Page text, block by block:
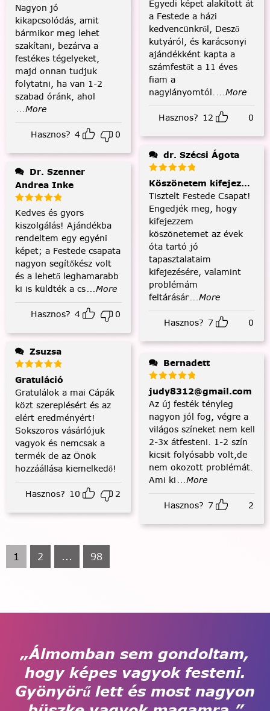
Nagyon jó
kikapcsolódás, amit
bármikor meg lehet
szakítani, bezárva a
festékes tégelyeket,
majd onnan tudjuk
folytatni, ha van 1-2
szabad óránk, ahol
...More
Hasznos? 4 0
Andrea Inke
Kedves és gyors
kiszolgálás! Ajándékba
rendeltem egy egyéni
képet; a Festede csapata
nagyon segítőkész volt
és a lehető leghamarabb
ki is küldték a cs...More
Hasznos? 4 0
Zsuzsa
Gratuláció
Gratulálok a mai Cápák
közt szereplésért és az
elért eredményért!
Sokszoros vásárlójuk
vagyok és nemcsak a
termék de az Önök
hozzáállása kiemelkedő!
Hasznos? 10 2
Egyedi képet alakított át
a Festede a házi
kedvencünkről, Desző
kutyáról, és karácsonyi
ajándékként kapta a
számfestőt a 11 éves
fiam a
nagylányomtól. ...More
Hasznos? 12 0
dr. Szécsi Ágota
Köszönetem kifejezése
Tisztelt Festede Csapat!
Engedjék meg, hogy
kifejezzem
köszönetemet az évek
óta tartó jó
tapasztalataim
kifejezésére, valamint
problémám
feltárásár...More
Hasznos? 7 0
Bernadett
judy8312@gmail.com
Az új festék tényleg
nagyon jól fog, végre a
világos színeket nem kell
2-3x átfesteni. 1-2 szín
kicsit folyósabb volt,de
nem okozott problémát.
Ami ki ...More
Hasznos? 7 2
1 2 ... 98
„Álmomban sem gondoltam,
hogy képes vagyok festeni.
Gyönyörű lett és most nagyon